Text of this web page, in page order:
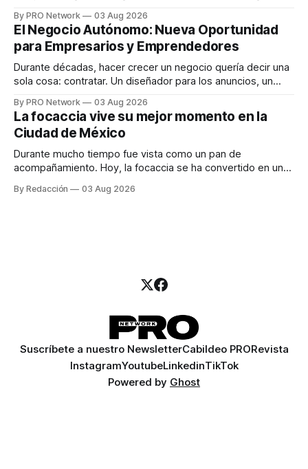
INTERIUS, el problema suele estar en otro lugar. Durante
una entrevista para el podcast SER PRO, el especialista en
marketing digital explicó que
By PRO Network 03 Aug 2026
El Negocio Autónomo: Nueva Oportunidad
para Empresarios y Emprendedores
Durante décadas, hacer crecer un negocio quería decir una
sola cosa: contratar. Un diseñador para los anuncios, un
para los textos, alguien que supiera de publicidad digital
para encontrar prospectos, un vendedor para atender
llamadas y mensajes, y —con suerte— una persona
By PRO Network 03 Aug 2026
La focaccia vive su mejor momento en la
Ciudad de México
Durante mucho tiempo fue vista como un pan de
acompañamiento. Hoy, la focaccia se ha convertido en uno
artesanal, ingredientes de calidad y experiencias que
By Redacción 03 Aug 2026
Suscríbete a nuestro NewsletterCabildeo PRORevista
InstagramYoutubeLinkedinTikTok
Powered by Ghost